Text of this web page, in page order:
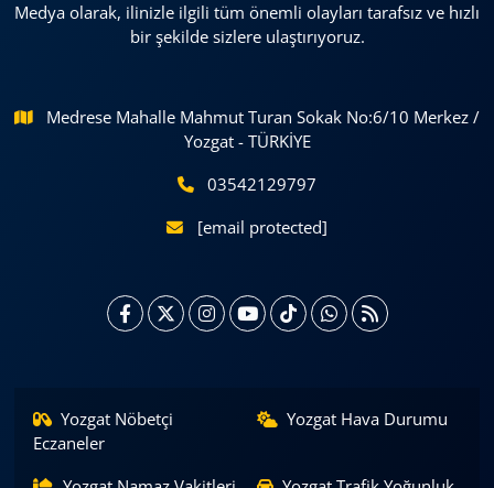
Medya olarak, ilinizle ilgili tüm önemli olayları tarafsız ve hızlı
bir şekilde sizlere ulaştırıyoruz.
Medrese Mahalle Mahmut Turan Sokak No:6/10 Merkez /
Yozgat - TÜRKİYE
03542129797
[email protected]
Yozgat Nöbetçi
Eczaneler
Yozgat Hava Durumu